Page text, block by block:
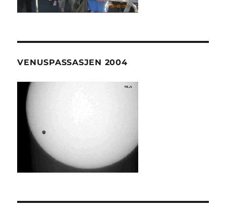
VENUSPASSASJEN 2004